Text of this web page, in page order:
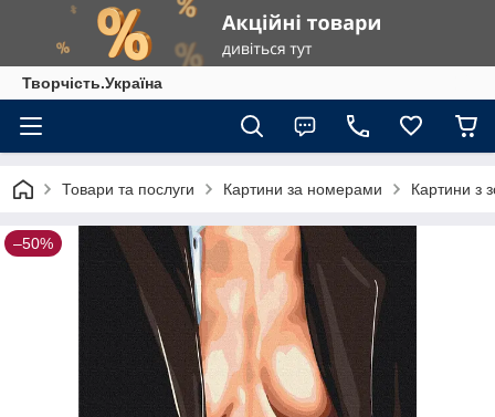
Творчість.Україна
Товари та послуги Картини за номерами Картини з
–50%